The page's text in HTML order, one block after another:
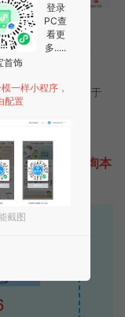
验式旅行的小程序
程序
易企达小程序商店于
序
难，只需要咨询本
供报价。
软件开发
首饰
登录
PC查
看更
多.....
一样小程序，
配置
截图